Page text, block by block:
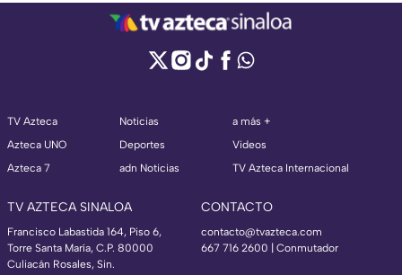
TV Azteca
Azteca UNO
Azteca 7
Noticias
Deportes
adn Noticias
a más +
Videos
TV Azteca Internacional
TV AZTECA SINALOA
Francisco Labastida 164, Piso 6,
Torre Santa María, C.P. 80000
Culiacán Rosales, Sin.
CONTACTO
contacto@tvazteca.com
667 716 2600 | Conmutador